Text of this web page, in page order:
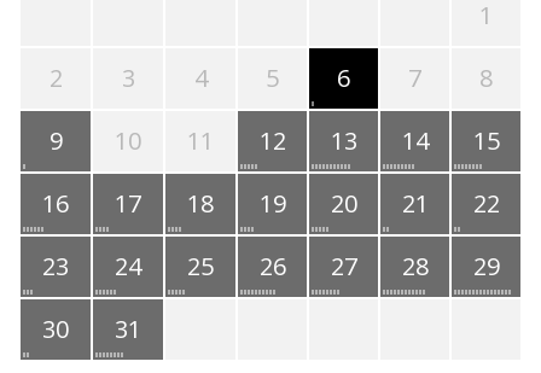
1
2
3 4 5 6 7
8
9
10 11 12 13 14
15
16
17 18 19 20 21
22
23
24 25 26 27 28
29
30
31